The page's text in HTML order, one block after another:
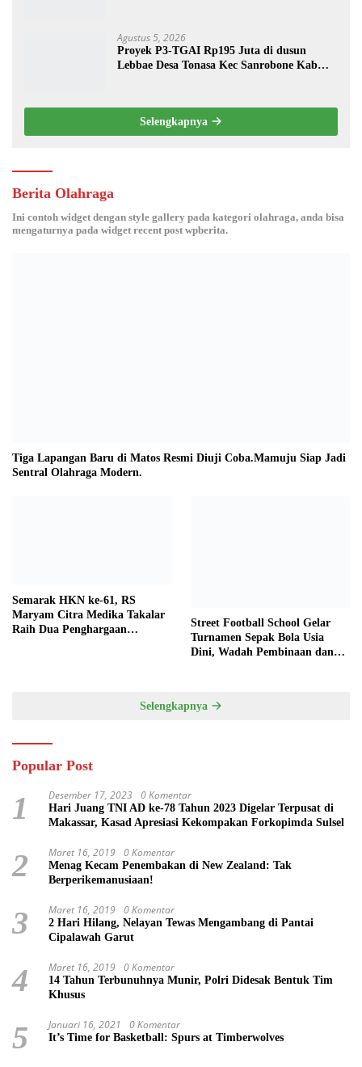
Agustus 5, 2026
Proyek P3-TGAI Rp195 Juta di dusun
Lebbae Desa Tonasa Kec Sanrobone Kab
Selengkapnya
Berita Olahraga
Ini contoh widget dengan style gallery pada kategori olahraga, anda bisa
mengaturnya pada widget recent post wpberita.
Tiga Lapangan Baru di Matos Resmi Diuji Coba.Mamuju Siap Jadi
Sentral Olahraga Modern.
Semarak HKN ke-61, RS
Maryam Citra Medika Takalar
Raih Dua Penghargaan
Street Football School Gelar
Turnamen Sepak Bola Usia
Dini, Wadah Pembinaan dan
Selengkapnya
Popular Post
1 Desember 17, 2023 0 Komentar
Hari Juang TNI AD ke-78 Tahun 2023 Digelar Terpusat di
Makassar, Kasad Apresiasi Kekompakan Forkopimda Sulsel
2 Maret 16, 2019 0 Komentar
Menag Kecam Penembakan di New Zealand: Tak
Berperikemanusiaan!
3 Maret 16, 2019 0 Komentar
2 Hari Hilang, Nelayan Tewas Mengambang di Pantai
Cipalawah Garut
4 Maret 16, 2019 0 Komentar
14 Tahun Terbunuhnya Munir, Polri Didesak Bentuk Tim
Khusus
5 Januari 16, 2021 0 Komentar
It’s Time for Basketball: Spurs at Timberwolves